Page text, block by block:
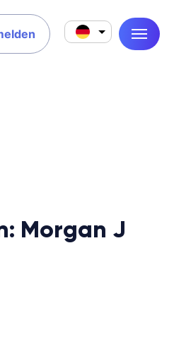
Morgan J